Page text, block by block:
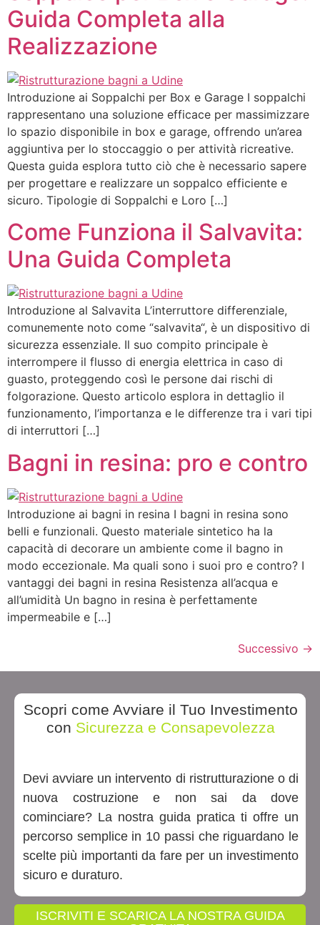
Guida Completa alla
Realizzazione
Introduzione ai Soppalchi per Box e Garage I soppalchi
rappresentano una soluzione efficace per massimizzare
lo spazio disponibile in box e garage, offrendo un’area
aggiuntiva per lo stoccaggio o per attività ricreative.
Questa guida esplora tutto ciò che è necessario sapere
per progettare e realizzare un soppalco efficiente e
sicuro. Tipologie di Soppalchi e Loro […]
Come Funziona il Salvavita:
Una Guida Completa
Introduzione al Salvavita L’interruttore differenziale,
comunemente noto come “salvavita“, è un dispositivo di
sicurezza essenziale. Il suo compito principale è
interrompere il flusso di energia elettrica in caso di
guasto, proteggendo così le persone dai rischi di
folgorazione. Questo articolo esplora in dettaglio il
funzionamento, l’importanza e le differenze tra i vari tipi
di interruttori […]
Bagni in resina: pro e contro
Introduzione ai bagni in resina I bagni in resina sono
belli e funzionali. Questo materiale sintetico ha la
capacità di decorare un ambiente come il bagno in
modo eccezionale. Ma quali sono i suoi pro e contro? I
vantaggi dei bagni in resina Resistenza all’acqua e
all’umidità Un bagno in resina è perfettamente
impermeabile e […]
Successivo →
Scopri come Avviare il Tuo Investimento
con Sicurezza e Consapevolezza
Devi avviare un intervento di ristrutturazione o di
nuova costruzione e non sai da dove
cominciare? La nostra guida pratica ti offre un
percorso semplice in 10 passi che riguardano le
scelte più importanti da fare per un investimento
sicuro e duraturo.
ISCRIVITI E SCARICA LA NOSTRA GUIDA